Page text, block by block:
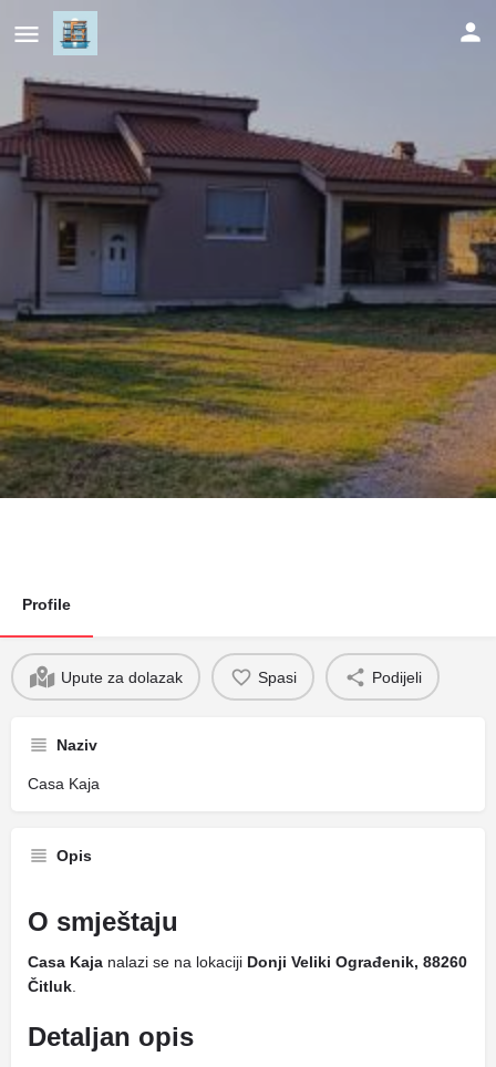
Casa Kaja
Profile
Upute za dolazak Spasi Podijeli
Naziv
Casa Kaja
Opis
O smještaju
Casa Kaja nalazi se na lokaciji Donji Veliki Ograđenik, 88260
Čitluk
Detaljan opis